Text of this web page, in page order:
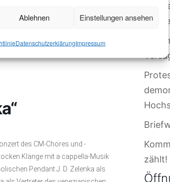
Ablehnen Einstellungen ansehen
DatenschutzerklärungImpressum
des CM-Chores und -
Klänge mit a cappella-Musik
Pendant J. D. Zelenka als
zählt!